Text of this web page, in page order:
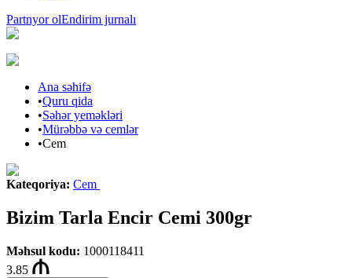
Partnyor olEndirim jurnalı
Ana səhifə
•Quru qida
•Səhər yeməkləri
•Mürəbbə və cemlər
•Cem
Kateqoriya: Cem
Bizim Tarla Encir Cemi 300gr
Məhsul kodu: 1000118411
3.85